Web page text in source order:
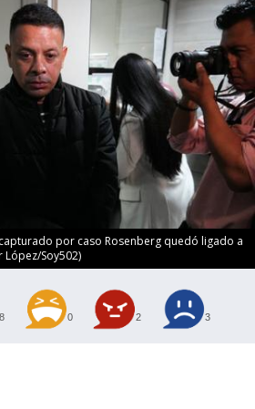
por caso Rosenberg quedó ligado a
Soy502)
8 0 2 3